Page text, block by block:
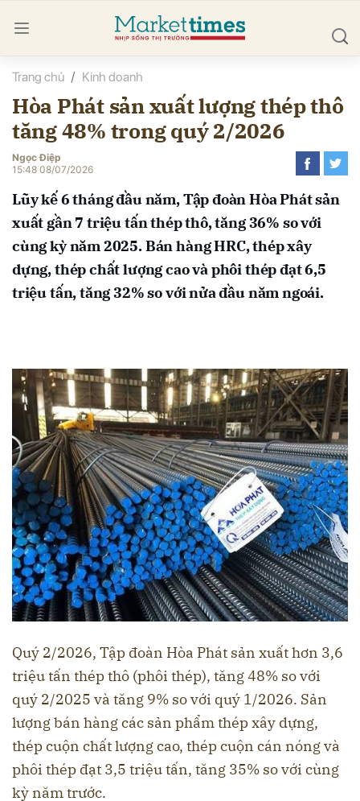
Trang chủ Kinh doanh
Hòa Phát sản xuất lượng thép thô
tăng 48% trong quý 2/2026
Ngọc Điệp
15:48 08/07/2026
Lũy kế 6 tháng đầu năm, Tập đoàn Hòa Phát sản
xuất gần 7 triệu tấn thép thô, tăng 36% so với
cùng kỳ năm 2025. Bán hàng HRC, thép xây
dựng, thép chất lượng cao và phôi thép đạt 6,5
triệu tấn, tăng 32% so với nửa đầu năm ngoái.
Quý 2/2026, Tập đoàn Hòa Phát sản xuất hơn 3,6
triệu tấn thép thô (phôi thép), tăng 48% so với
quý 2/2025 và tăng 9% so với quý 1/2026. Sản
lượng bán hàng các sản phẩm thép xây dựng,
thép cuộn chất lượng cao, thép cuộn cán nóng và
phôi thép đạt 3,5 triệu tấn, tăng 35% so với cùng
kỳ năm trước.
luận